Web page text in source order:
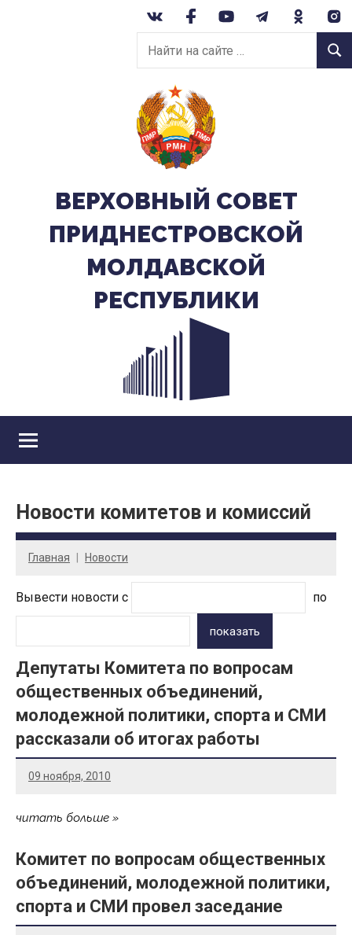
Найти
на
сайте:
ВЕРХОВНЫЙ CОВЕТ
ПРИДНЕСТРОВСКОЙ
МОЛДАВСКОЙ
РЕСПУБЛИКИ
Новости комитетов и комиссий
Главная Новости
Вывести новости с по
показать
Депутаты Комитета по вопросам
общественных объединений,
молодежной политики, спорта и СМИ
рассказали об итогах работы
09 ноября, 2010
читать больше
Комитет по вопросам общественных
объединений, молодежной политики,
спорта и СМИ провел заседание